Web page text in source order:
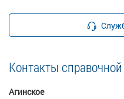
Контакты справочной
Агинское